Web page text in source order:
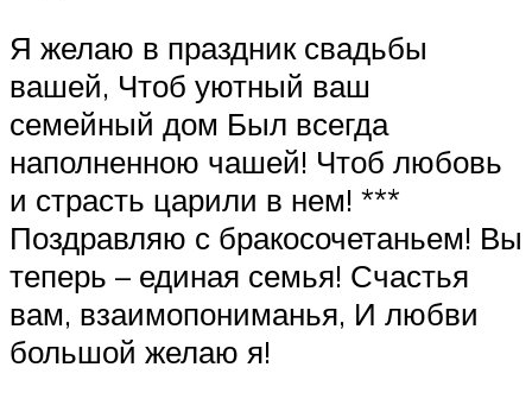
Я желаю в праздник свадьбы
вашей, Чтоб уютный ваш
семейный дом Был всегда
наполненною чашей! Чтоб любовь
и страсть царили в нем! ***
Поздравляю с бракосочетаньем! Вы
теперь – единая семья! Счастья
вам, взаимопониманья, И любви
большой желаю я!